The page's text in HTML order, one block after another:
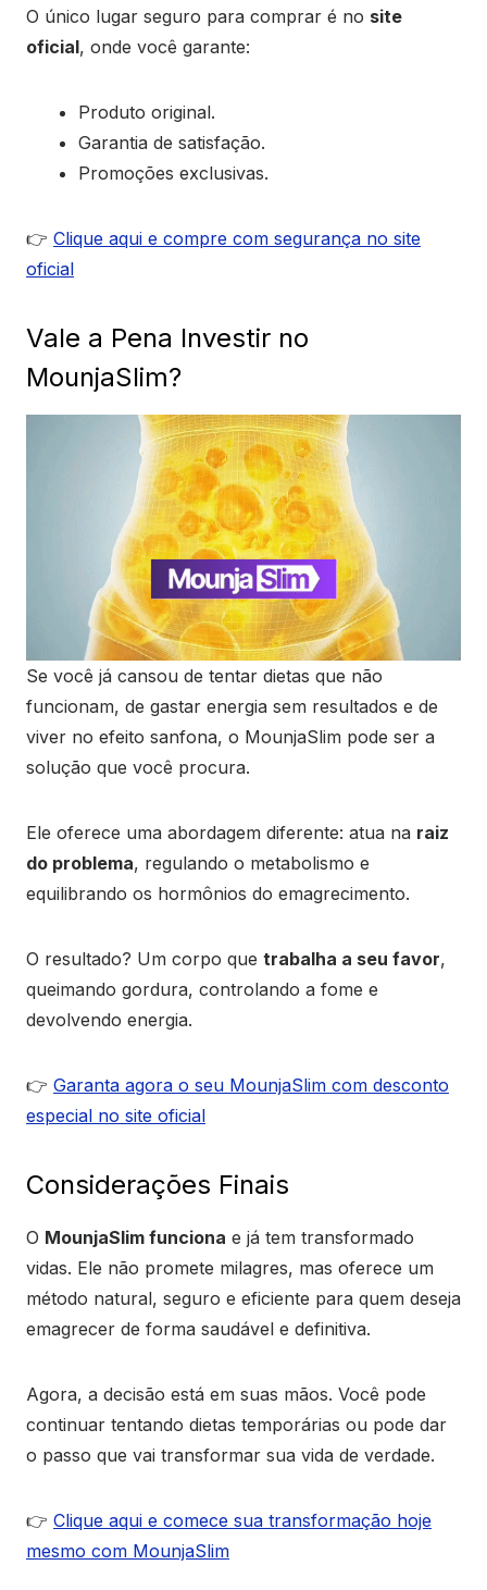
O único lugar seguro para comprar é no site
oficial, onde você garante:
Produto original.
Garantia de satisfação.
Promoções exclusivas.
👉 Clique aqui e compre com segurança no site
oficial
Vale a Pena Investir no
MounjaSlim?
Se você já cansou de tentar dietas que não
funcionam, de gastar energia sem resultados e de
viver no efeito sanfona, o MounjaSlim pode ser a
solução que você procura.
Ele oferece uma abordagem diferente: atua na raiz
do problema, regulando o metabolismo e
equilibrando os hormônios do emagrecimento.
O resultado? Um corpo que trabalha a seu favor,
queimando gordura, controlando a fome e
devolvendo energia.
👉 Garanta agora o seu MounjaSlim com desconto
especial no site oficial
Considerações Finais
O MounjaSlim funciona e já tem transformado
vidas. Ele não promete milagres, mas oferece um
método natural, seguro e eficiente para quem deseja
emagrecer de forma saudável e definitiva.
Agora, a decisão está em suas mãos. Você pode
continuar tentando dietas temporárias ou pode dar
o passo que vai transformar sua vida de verdade.
👉 Clique aqui e comece sua transformação hoje
mesmo com MounjaSlim